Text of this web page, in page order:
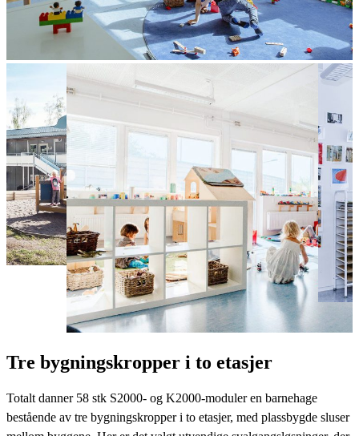
Tre bygningskropper i to etasjer
Totalt danner 58 stk S2000- og K2000-moduler en barnehage
bestående av tre bygningskropper i to etasjer, med plassbygde sluser